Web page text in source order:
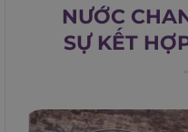
NƯỚC
SỰ KẾT